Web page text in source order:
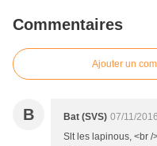
Commentaires
Ajouter un
B Bat (SVS) 07/11/
Slt les lapinous, <br /